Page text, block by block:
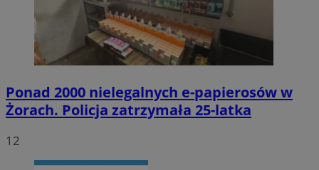
Ponad 2000 nielegalnych e-papierosów w
Żorach. Policja zatrzymała 25-latka
12